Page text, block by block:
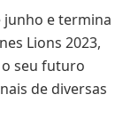
junho e termina
Lions 2023,
seu futuro
de diversas